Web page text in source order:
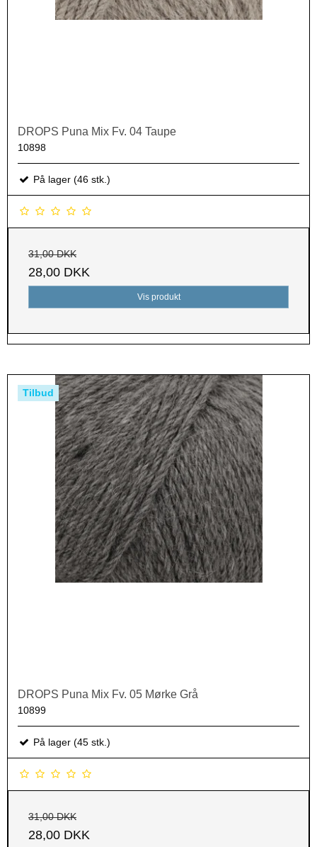
DROPS Puna Mix Fv. 04 Taupe
10898
På lager (46 stk.)
31,00 DKK
28,00 DKK
Vis produkt
Tilbud
DROPS Puna Mix Fv. 05 Mørke Grå
10899
På lager (45 stk.)
31,00 DKK
28,00 DKK